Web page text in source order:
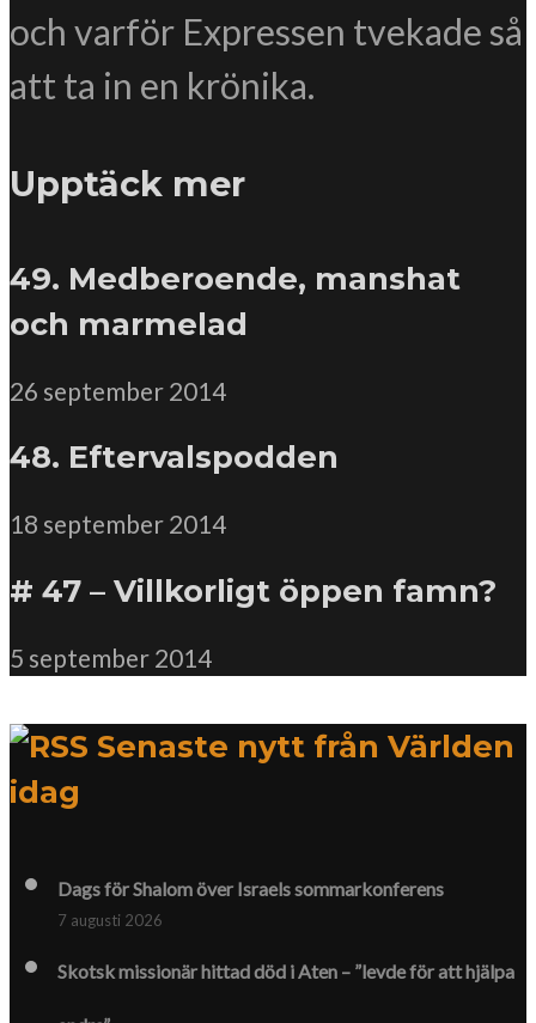
och varför Expressen tvekade så
att ta in en krönika.
Upptäck mer
49. Medberoende, manshat
och marmelad
26 september 2014
48. Eftervalspodden
18 september 2014
# 47 – Villkorligt öppen famn?
5 september 2014
Senaste nytt från Världen
idag
Dags för Shalom över Israels sommarkonferens
7 augusti 2026
Skotsk missionär hittad död i Aten – ”levde för att hjälpa